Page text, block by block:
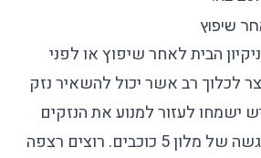
שיפוץ
הבית לאחר שיפוץ או לפני
לכלוך רב אשר יכול להשאיר נזק
ישמחו לעזור למנוע את הנזקים
ולהשאיר אתכם בהרגשה של מלון 5 כוכבים. רוצים רצפה